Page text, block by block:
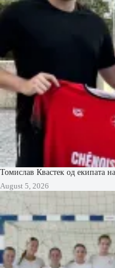
Томислав Квастек од екипата
August 5, 2026